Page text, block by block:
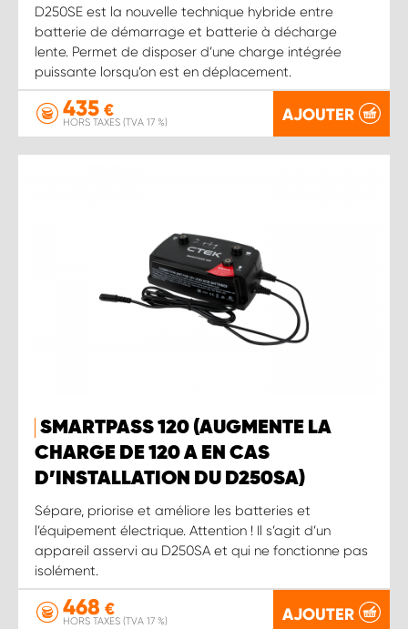
D250SE est la nouvelle technique hybride entre
batterie de démarrage et batterie à décharge
lente. Permet de disposer d’une charge intégrée
puissante lorsqu’on est en déplacement.
435 €
HORS TAXES (TVA 17 %) AJOUTER
SMARTPASS 120 (AUGMENTE LA
CHARGE DE 120 A EN CAS
D’INSTALLATION DU D250SA)
Sépare, priorise et améliore les batteries et
l’équipement électrique. Attention ! Il s’agit d’un
appareil asservi au D250SA et qui ne fonctionne pas
isolément.
468 €
HORS TAXES (TVA 17 %) AJOUTER